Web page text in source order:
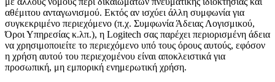
αθέμιτου ανταγωνισμού. Εκτός αν ισχύει άλλη συμφωνία για
συγκεκριμένο περιεχόμενο (π.χ. Συμφωνία Άδειας Λογισμικού,
Όροι Υπηρεσίας κ.λπ.), η Logitech σας παρέχει περιορισμένη άδεια
να χρησιμοποιείτε το περιεχόμενο υπό τους όρους αυτούς, εφόσον
η χρήση αυτού του περιεχομένου είναι αποκλειστικά για
προσωπική, μη εμπορική ενημερωτική χρήση.